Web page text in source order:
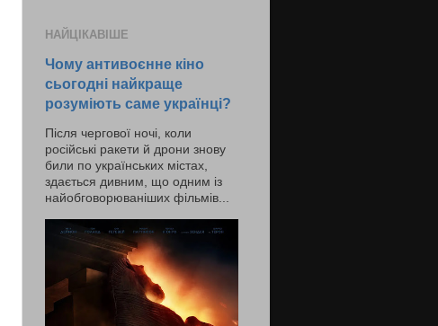
НАЙЦІКАВІШЕ
Чому антивоєнне кіно
сьогодні найкраще
розуміють саме українці?
Після чергової ночі, коли
російські ракети й дрони знову
били по українських містах,
здається дивним, що одним із
найобговорюваніших фільмів...